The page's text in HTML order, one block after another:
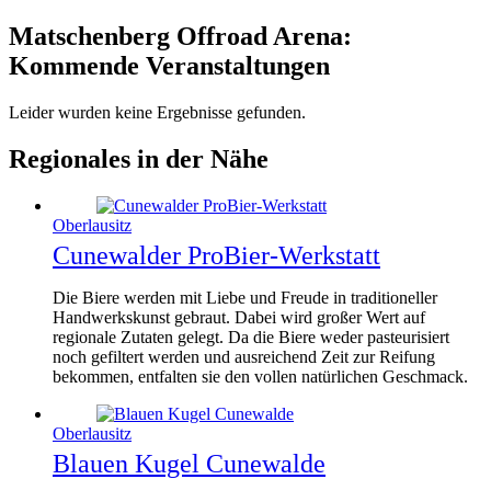
Matschenberg Offroad Arena:
Kommende Veranstaltungen
Leider wurden keine Ergebnisse gefunden.
Regionales in der Nähe
Oberlausitz
Cunewalder ProBier-Werkstatt
Die Biere werden mit Liebe und Freude in traditioneller
Handwerkskunst gebraut. Dabei wird großer Wert auf
regionale Zutaten gelegt. Da die Biere weder pasteurisiert
noch gefiltert werden und ausreichend Zeit zur Reifung
bekommen, entfalten sie den vollen natürlichen Geschmack.
Oberlausitz
Blauen Kugel Cunewalde